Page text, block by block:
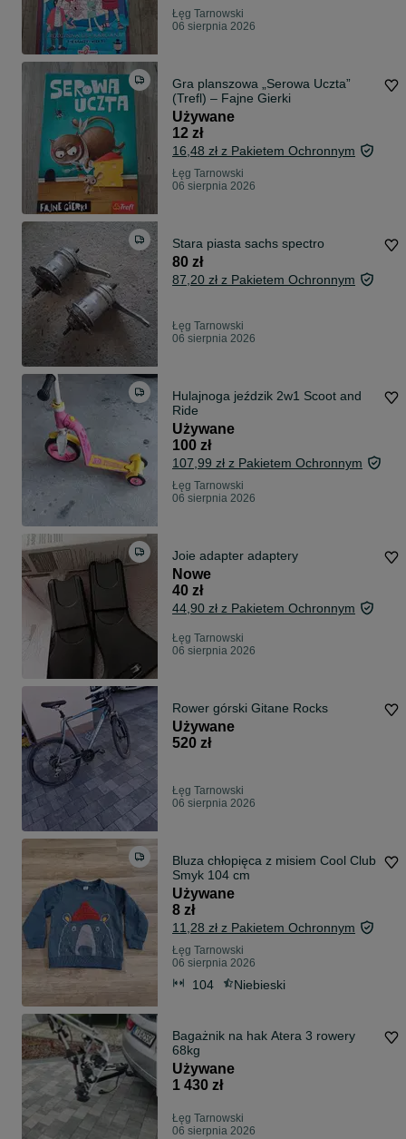
Łęg Tarnowski
06 sierpnia 2026
Gra planszowa „Serowa Uczta”
(Trefl) – Fajne Gierki
Używane
12 zł
16,48 zł z Pakietem Ochronnym
Łęg Tarnowski
06 sierpnia 2026
Stara piasta sachs spectro
80 zł
87,20 zł z Pakietem Ochronnym
Łęg Tarnowski
06 sierpnia 2026
Hulajnoga jeździk 2w1 Scoot and
Ride
Używane
100 zł
107,99 zł z Pakietem Ochronnym
Łęg Tarnowski
06 sierpnia 2026
Joie adapter adaptery
Nowe
40 zł
44,90 zł z Pakietem Ochronnym
Łęg Tarnowski
06 sierpnia 2026
Rower górski Gitane Rocks
Używane
520 zł
Łęg Tarnowski
06 sierpnia 2026
Bluza chłopięca z misiem Cool Club
Smyk 104 cm
Używane
8 zł
11,28 zł z Pakietem Ochronnym
Łęg Tarnowski
06 sierpnia 2026
104 Niebieski
Bagażnik na hak Atera 3 rowery
68kg
Używane
1 430 zł
Łęg Tarnowski
06 sierpnia 2026